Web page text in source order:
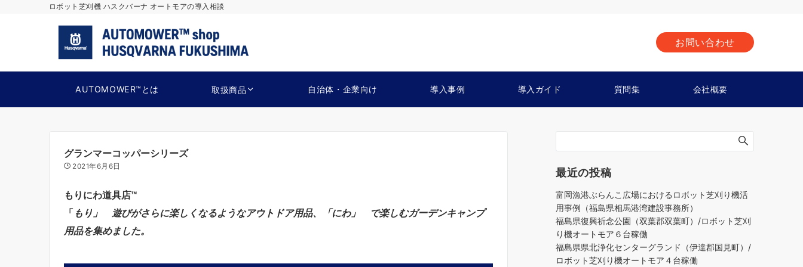
ロボット芝刈機 ハスクバーナ オートモアの導入相談
お問い合わせ
AUTOMOWER™とは 取扱商品 自治体・企業向け 導入事例 導入ガイド 質問集 会社概要
グランマーコッパーシリーズ
2021年6月6日
もりにわ道具店™
「 もり」
遊びがさらに楽しくなるようなアウトドア用品、「にわ」 で楽しむガーデンキャンプ
用品を集めました。
最近の投稿
富岡漁港ぶらんこ広場におけるロボット芝刈り機活
用事例（福島県相馬港湾建設事務所）
福島県復興祈念公園（双葉郡双葉町）/ロボット芝刈
り機オートモア６台稼働
福島県県北浄化センターグランド（伊達郡国見町）/
ロボット芝刈り機オートモア４台稼働